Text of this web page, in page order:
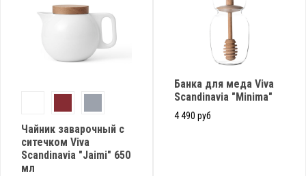
Чайник заварочный с
ситечком Viva
Scandinavia "Jaimi" 650
мл
Банка для меда Viva
Scandinavia "Minima"
4 490 руб